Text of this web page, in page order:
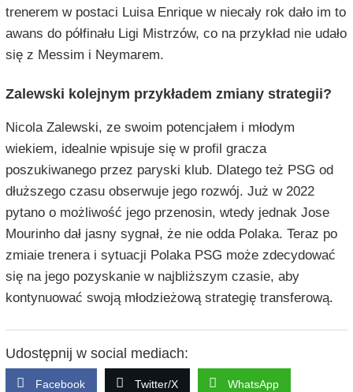
trenerem w postaci Luisa Enrique w niecały rok dało im to
awans do półfinału Ligi Mistrzów, co na przykład nie udało
się z Messim i Neymarem.
Zalewski kolejnym przykładem zmiany strategii?
Nicola Zalewski, ze swoim potencjałem i młodym
wiekiem, idealnie wpisuje się w profil gracza
poszukiwanego przez paryski klub. Dlatego też PSG od
dłuższego czasu obserwuje jego rozwój. Już w 2022
pytano o możliwość jego przenosin, wtedy jednak Jose
Mourinho dał jasny sygnał, że nie odda Polaka. Teraz po
zmiaie trenera i sytuacji Polaka PSG może zdecydować
się na jego pozyskanie w najbliższym czasie, aby
kontynuować swoją młodzieżową strategię transferową.
Udostępnij w social mediach:
Facebook Twitter/X WhatsApp